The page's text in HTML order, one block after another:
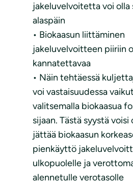
jakeluvelvoitetta voi olla
alaspäin
• Biokaasun liittäminen
jakeluvelvoitteen piiriin
kannatettavaa
• Näin tehtäessä
voi vastaisuudessa
valitsemalla biokaasua
sijaan. Tästä syystä
jättää biokaasun
pienkäyttö
ulkopuolelle ja
alennetulle verotasolle